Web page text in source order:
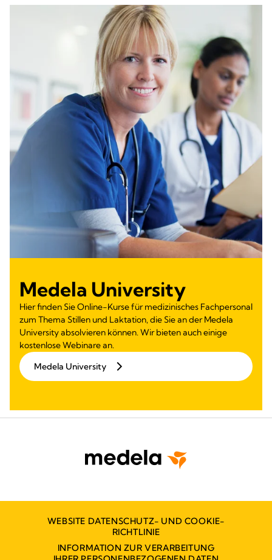
Medela University
Hier finden Sie Online-Kurse für medizinisches Fachpersonal
zum Thema Stillen und Laktation, die Sie an der Medela
University absolvieren können. Wir bieten auch einige
kostenlose Webinare an.
Medela University
WEBSITE DATENSCHUTZ- UND COOKIE-
RICHTLINIE
INFORMATION ZUR VERARBEITUNG